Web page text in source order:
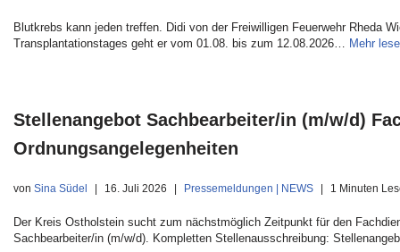
Blutkrebs kann jeden treffen. Didi von der Freiwilligen Feuerwehr Rheda
Transplantationstages geht er vom 01.08. bis zum 12.08.2026… Mehr
Stellenangebot Sachbearbeiter/in (m/w/d)
Ordnungsangelegenheiten
von Sina Südel 16. Juli 2026 Pressemeldungen | NEWS 1 Minuten
Der Kreis Ostholstein sucht zum nächstmöglich Zeitpunkt für den
Sachbearbeiter/in (m/w/d). Kompletten Stellenausschreibung: